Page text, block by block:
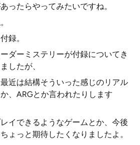
ったらやってみたいですね。
録。
ダーミステリーが付録についてき
したが、
近は結構そういった感じのリアル
、ARGとか言われたりします
イできるようなゲームとか、今後
ょっと期待したくなりましたよ。